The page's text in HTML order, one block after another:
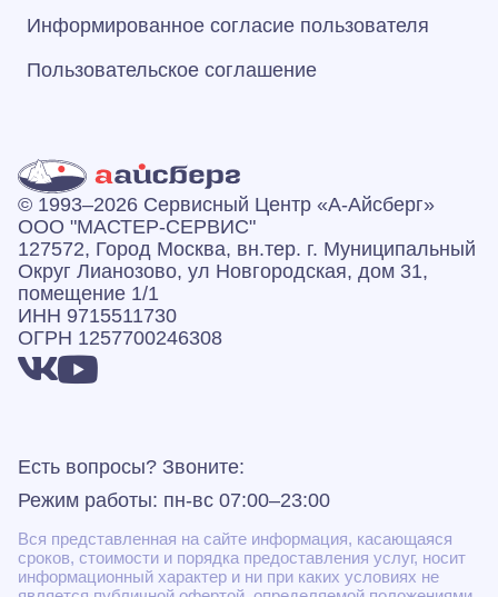
Информированное согласие пользователя
Пользовательское соглашение
© 1993–2026 Сервисный Центр «А‑Айсберг»
ООО "МАСТЕР-СЕРВИС"
127572, Город Москва, вн.тер. г. Муниципальный
Округ Лианозово, ул Новгородская, дом 31,
помещение 1/1
ИНН 9715511730
ОГРН 1257700246308
Есть вопросы? Звоните:
Режим работы: пн-вс 07:00–23:00
Вся представленная на сайте информация, касающаяся
сроков, стоимости и порядка предоставления услуг, носит
информационный характер и ни при каких условиях не